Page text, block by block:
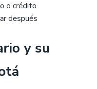
o crédito
después
y su